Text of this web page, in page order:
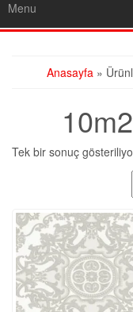
Menu
Anasayfa »
Tek bir sonuç